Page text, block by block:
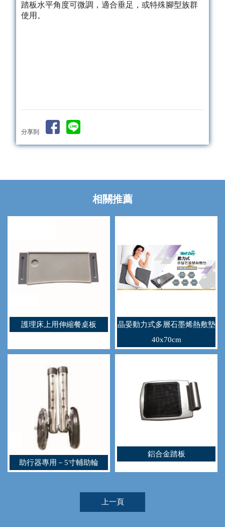
踏板水平角度可微調，適合垂足，或特殊腳型族群
使用。
分享到
護理床上用伸縮餐桌板
晶晏動力式多層石墨烯熱敷墊
40x70cm
助行器專用－5寸輔助輪
鋁合金踏板
上一頁